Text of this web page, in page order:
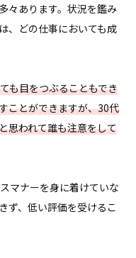
々あります。状況を鑑み
、どの仕事においても成
も目をつぶることもでき
ことができますが、30代
思われて誰も注意をして
マナーを身に着けていな
ず、低い評価を受けるこ